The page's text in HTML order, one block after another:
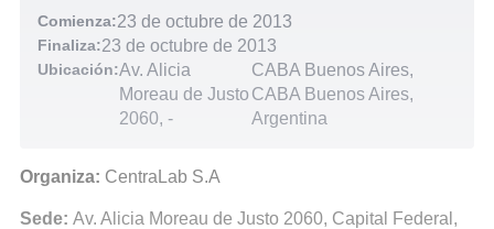
Comienza:23 de octubre de 2013
Finaliza:23 de octubre de 2013
Ubicación:Av. Alicia
Moreau de Justo
2060, -
CABA Buenos Aires,
CABA Buenos Aires,
Argentina
Organiza: CentraLab S.A
Sede: Av. Alicia Moreau de Justo 2060, Capital Federal,